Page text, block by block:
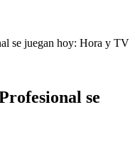
se juegan hoy: Hora y TV
se